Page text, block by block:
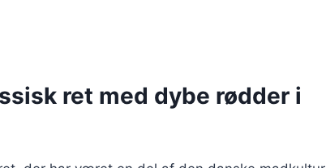
ret med dybe rødder i